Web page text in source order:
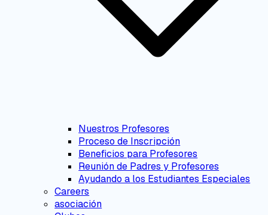
Nuestros Profesores
Proceso de Inscripción
Beneficios para Profesores
Reunión de Padres y Profesores
Ayudando a los Estudiantes Especiales
Careers
asociación